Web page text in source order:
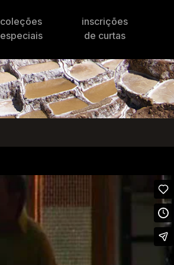
coleções
especiais
inscrições
de curtas